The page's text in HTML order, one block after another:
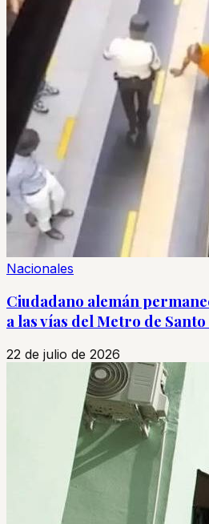
Nacionales
Ciudadano alemán
a las vías del Metro de
22 de julio de 2026